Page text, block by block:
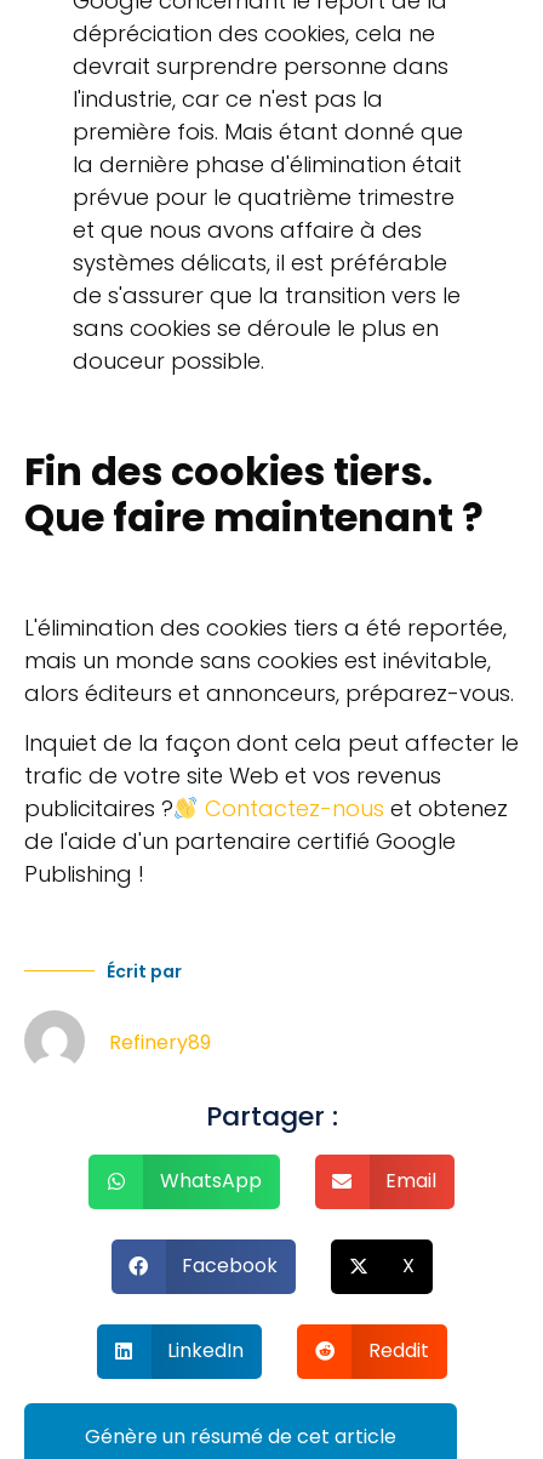
dépréciation des cookies, cela ne
devrait surprendre personne dans
l'industrie, car ce n'est pas la
première fois. Mais étant donné que
la dernière phase d'élimination était
prévue pour le quatrième trimestre
et que nous avons affaire à des
systèmes délicats, il est préférable
de s'assurer que la transition vers le
sans cookies se déroule le plus en
douceur possible.
Fin des cookies tiers.
Que faire maintenant ?
L'élimination des cookies tiers a été reportée,
mais un monde sans cookies est inévitable,
alors éditeurs et annonceurs, préparez-vous.
Inquiet de la façon dont cela peut affecter le
trafic de votre site Web et vos revenus
publicitaires ?
Contactez-nous et obtenez
de l'aide d'un partenaire certifié Google
Publishing !
Écrit par
Refinery89
Partager :
WhatsApp Email
Facebook X
LinkedIn Reddit
Génère un résumé de cet article